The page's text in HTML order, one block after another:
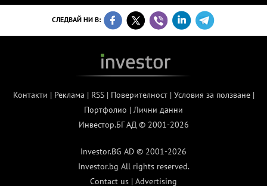
СЛЕДВАЙ НИ В:
Контакти | Реклама | RSS| Поверителност| Условия за ползване|
Портфолио | Лични данни
Инвестор.БГ АД © 2001-2026
Investor.BG AD © 2001-2026
Investor.bg All rights reserved.
Contact us | Advertising